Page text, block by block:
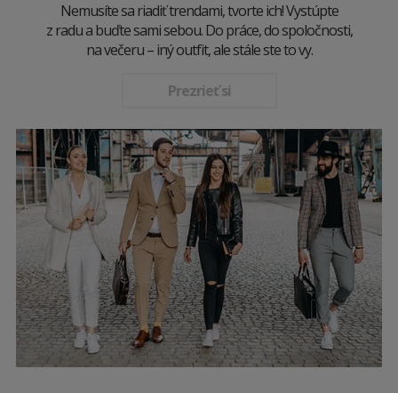
Nemusíte sa riadiť trendami, tvorte ich! Vystúpte
z radu a buďte sami sebou. Do práce, do spoločnosti,
na večeru – iný outfit, ale stále ste to vy.
Prezrieť si